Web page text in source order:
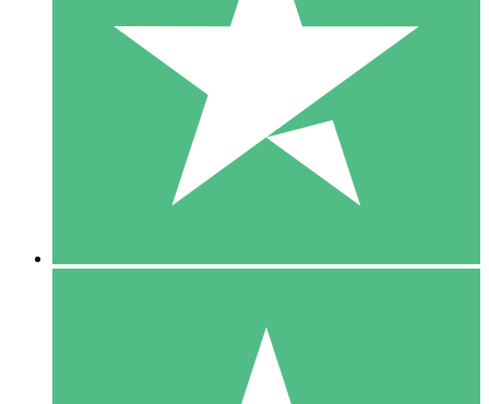
Paga según el uso con créditos de descarga. Sin compromiso
10 00
10 Descargas
20 00